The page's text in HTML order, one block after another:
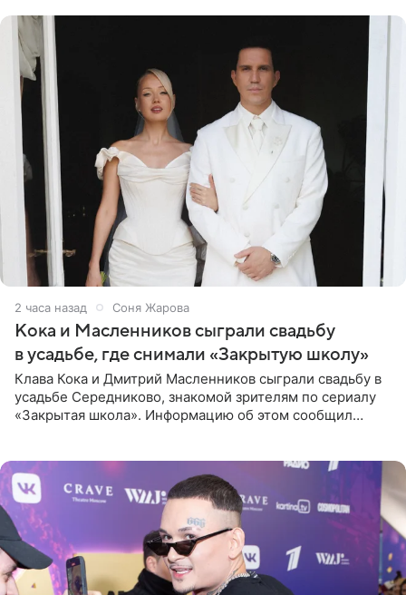
2 часа назад Соня Жарова
Кока и Масленников сыграли свадьбу
в усадьбе, где снимали «Закрытую школу»
Клава Кока и Дмитрий Масленников сыграли свадьбу в
усадьбе Середниково, знакомой зрителям по сериалу
«Закрытая школа». Информацию об этом сообщил